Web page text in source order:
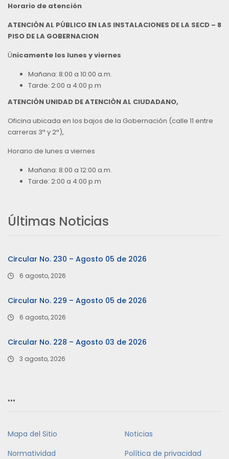
Horario de atención
ATENCIÓN AL PÚBLICO EN LAS INSTALACIONES DE LA SECD – 8
PISO DE LA GOBERNACION
Únicamente los lunes y viernes
Mañana: 8:00 a 10:00 a.m.
Tarde: 2:00 a 4:00 p.m
ATENCIÓN UNIDAD DE ATENCIÓN AL CIUDADANO,
Oficina ubicada en los bajos de la Gobernación (calle 11 entre
carreras 3ª y 2ª),
Horario de lunes a viernes
Mañana: 8:00 a 12:00 a.m.
Tarde: 2:00 a 4:00 p.m
Últimas Noticias
Circular No. 230 – Agosto 05 de 2026
6 agosto, 2026
Circular No. 229 – Agosto 05 de 2026
6 agosto, 2026
Circular No. 228 – Agosto 03 de 2026
3 agosto, 2026
…
Mapa del Sitio
Noticias
Normatividad
Política de privacidad